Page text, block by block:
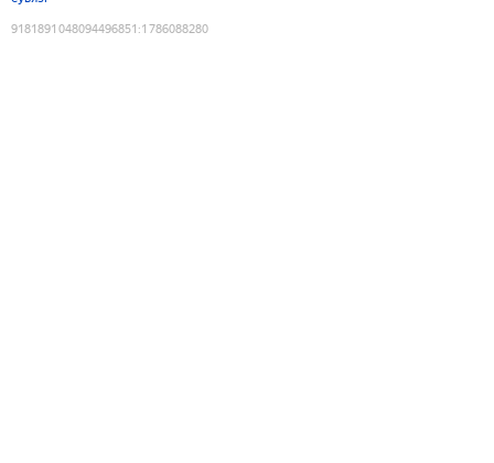
9181891048094496851 :1786088280